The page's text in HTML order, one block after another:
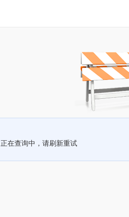
正在查询中，请刷新重试